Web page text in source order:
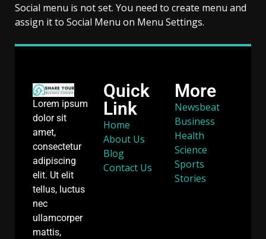
Social menu is not set. You need to create menu and
assign it to Social Menu on Menu Settings.
Lorem ipsum
dolor sit
amet,
consectetur
adipiscing
elit. Ut elit
tellus, luctus
nec
ullamcorper
mattis,
Quick
Link
Home
About Us
Blog
Contact Us
More
Newsbeat
Business
Health
Science
Sports
Stories